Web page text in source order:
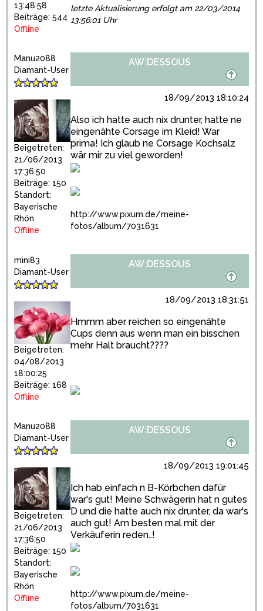
13:48:58
Beiträge: 544
Offline
letzte Aktualisierung erfolgt am 22/03/2014
13:56:01 Uhr
Manu2088
Diamant-User
Beigetreten:
21/06/2013
17:36:50
Beiträge: 150
Standort:
Bayerische
Rhön
Offline
AW:DESSOUS
18/09/2013 18:10:24
Also ich hatte auch nix drunter, hatte ne
eingenähte Corsage im Kleid! War
prima! Ich glaub ne Corsage Kochsalz
wär mir zu viel geworden!
http://www.pixum.de/meine-
fotos/album/7031631
mini83
Diamant-User
Beigetreten:
04/08/2013
18:00:25
Beiträge: 168
Offline
AW:DESSOUS
18/09/2013 18:31:51
Hmmm aber reichen so eingenähte
Cups denn aus wenn man ein bisschen
mehr Halt braucht????
Manu2088
Diamant-User
Beigetreten:
21/06/2013
17:36:50
Beiträge: 150
Standort:
Bayerische
Rhön
Offline
AW:DESSOUS
18/09/2013 19:01:45
Ich hab einfach n B-Körbchen dafür
war's gut! Meine Schwägerin hat n gutes
D und die hatte auch nix drunter, da war's
auch gut! Am besten mal mit der
Verkäuferin reden..!
http://www.pixum.de/meine-
fotos/album/7031631